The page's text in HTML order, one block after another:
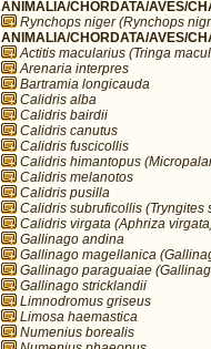
ANIMALIA/CHORDATA/AVES/
Rynchops niger (Rynchops
ANIMALIA/CHORDATA/AVES/
Actitis macularius (Tringa
Arenaria interpres
Bartramia longicauda
Calidris alba
Calidris bairdii
Calidris canutus
Calidris fuscicollis
Calidris himantopus
Calidris melanotos
Calidris pusilla
Calidris subruficollis (Tryngites
Calidris virgata (Aphriza
Gallinago andina
Gallinago magellanica
Gallinago paraguaiae
Gallinago stricklandii
Limnodromus griseus
Limosa haemastica
Numenius borealis